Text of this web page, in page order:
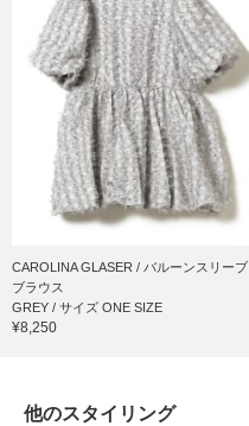
CAROLINA GLASER / バルーンスリーブ
ブラウス
GREY / サイズ ONE SIZE
¥8,250
他のスタイリング